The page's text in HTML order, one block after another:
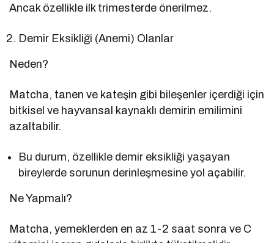
Ancak özellikle ilk trimesterde önerilmez.
Demir Eksikliği (Anemi) Olanlar
Neden?
Matcha, tanen ve kateşin gibi bileşenler içerdiği için
bitkisel ve hayvansal kaynaklı demirin emilimini
azaltabilir.
Bu durum, özellikle demir eksikliği yaşayan
bireylerde sorunun derinleşmesine yol açabilir.
Ne Yapmalı?
Matcha, yemeklerden en az 1-2 saat sonra ve C